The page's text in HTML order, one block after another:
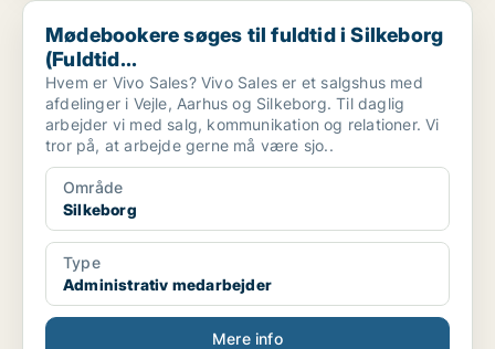
Mødebookere søges til fuldtid i Silkeborg (Fuldtid...
Mødebookere søges til fuldtid i Silkeborg
(Fuldtid...
Hvem er Vivo Sales? Vivo Sales er et salgshus med
afdelinger i Vejle, Aarhus og Silkeborg. Til daglig
arbejder vi med salg, kommunikation og relationer. Vi
tror på, at arbejde gerne må være sjo..
Område
Silkeborg
Type
Administrativ medarbejder
Mere info